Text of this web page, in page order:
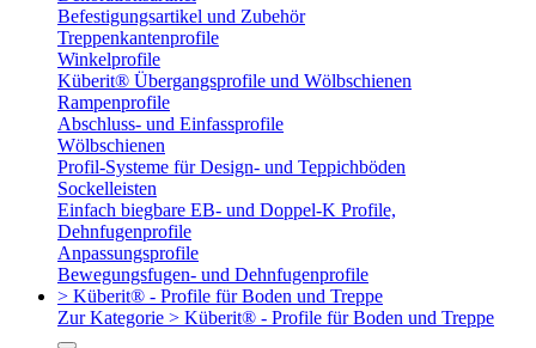
Befestigungsartikel und Zubehör
Treppenkantenprofile
Winkelprofile
Küberit® Übergangsprofile und Wölbschienen
Rampenprofile
Abschluss- und Einfassprofile
Wölbschienen
Profil-Systeme für Design- und Teppichböden
Sockelleisten
Einfach biegbare EB- und Doppel-K Profile,
Dehnfugenprofile
Anpassungsprofile
Bewegungsfugen- und Dehnfugenprofile
> Küberit® - Profile für Boden und Treppe
Zur Kategorie > Küberit® - Profile für Boden und Treppe